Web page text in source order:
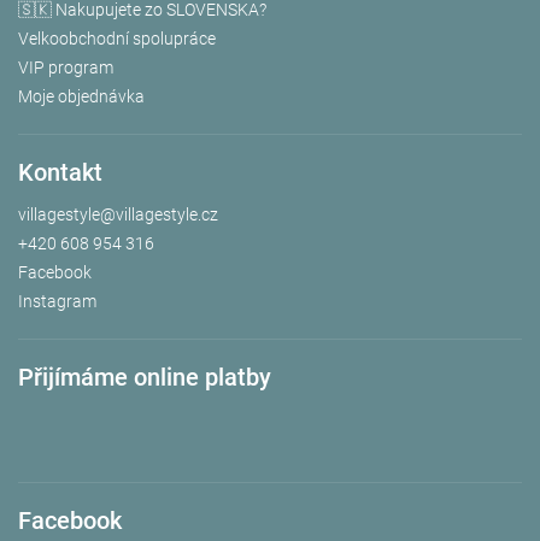
🇸🇰 Nakupujete zo SLOVENSKA?
Velkoobchodní spolupráce
VIP program
Moje objednávka
Kontakt
villagestyle@villagestyle.cz
+420 608 954 316
Facebook
Instagram
Přijímáme online platby
Facebook